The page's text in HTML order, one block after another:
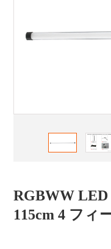
RGBWW
115cm 4 フィ